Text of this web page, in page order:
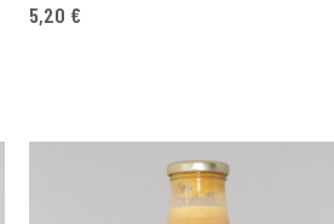
5,20€